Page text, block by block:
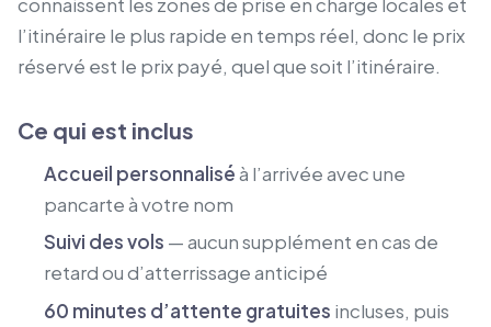
l’itinéraire le plus rapide en temps réel, donc le prix
réservé est le prix payé, quel que soit l’itinéraire.
Ce qui est inclus
Accueil personnaliséà l’arrivée avec une
pancarte à votre nom
Suivi des vols — aucun supplément en cas de
retard ou d’atterrissage anticipé
60 minutes d’attente gratuites incluses, puis